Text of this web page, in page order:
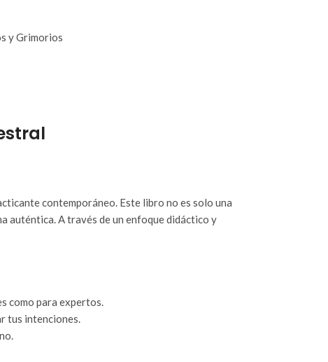
y Grimorios
contemporáneo. Este libro no es solo una
auténtica. A través de un enfoque didáctico y
como para expertos.
tus intenciones.